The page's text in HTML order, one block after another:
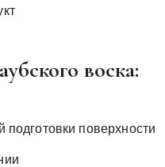
воска:
подготовки поверхности